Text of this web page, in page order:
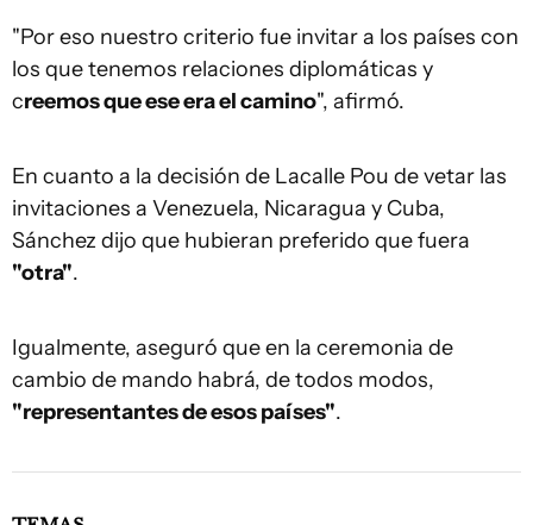
"Por eso nuestro criterio fue invitar a los países con
los que tenemos relaciones diplomáticas y
creemos que ese era el camino", afirmó.
En cuanto a la decisión de Lacalle Pou de vetar las
invitaciones a Venezuela, Nicaragua y Cuba,
Sánchez dijo que hubieran preferido que fuera
"otra".
Igualmente, aseguró que en la ceremonia de
cambio de mando habrá, de todos modos,
"representantes de esos países".